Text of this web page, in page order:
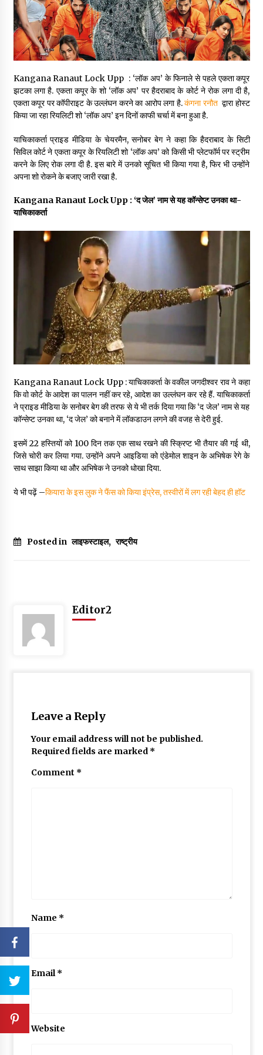
May 16, 2022
Thought Of The Day 14 May
May 14, 2022
Thought Of The Day 13 May
May 13, 2022
Thought Of The Day 12 May
May 12, 2022
Thought Of The Day 11 May
Thought Of The Day 10 May
May 10, 2022
Thought Of The Day 9 May
May 9, 2022
Kangana Ranaut Lock Upp : ‘लॉक अप’ के फिनाले से पहले एकता कपूर
झटका लगा है. एकता कपूर के शो ‘लॉक अप’ पर हैदराबाद के कोर्ट ने रोक लगा दी है,
एकता कपूर पर कॉपीराइट के उल्लंघन करने का आरोप लगा है.कंगना रनौतद्वारा होस्ट
किया जा रहा रियलिटी शो ‘लॉक अप’ इन दिनों काफी चर्चा में बना हुआ है.
याचिकाकर्ता प्राइड मीडिया के चेयरमैन, सनोबर बेग ने कहा कि हैदराबाद के सिटी
सिविल कोर्ट ने एकता कपूर के रियलिटी शो ‘लॉक अप’ को किसी भी प्लेटफॉर्म पर स्ट्रीम
करने के लिए रोक लगा दी है. इस बारे में उनको सूचित भी किया गया है, फिर भी उन्होंने
अपना शो रोकने के बजाए जारी रखा है.
Kangana Ranaut Lock Upp : ‘द जेल’ नाम से यह कॉन्सेप्ट उनका था-
याचिकाकर्ता
Kangana Ranaut Lock Upp : याचिकाकर्ता के वकील जगदीश्वर राव ने कहा
कि वो कोर्ट के आदेश का पालन नहीं कर रहे, आदेश का उल्लंघन कर रहे हैं. याचिकाकर्ता
ने प्राइड मीडिया के सनोबर बेग की तरफ से ये भी तर्क दिया गया कि ‘द जेल’ नाम से यह
कॉन्सेप्ट उनका था, ‘द जेल’ को बनाने में लॉकडाउन लगने की वजह से देरी हुई.
इसमें 22 हस्तियों को 100 दिन तक एक साथ रखने की स्क्रिप्ट भी तैयार की गई थी,
जिसे चोरी कर लिया गया. उन्होंने अपने आइडिया को एंडेमोल शाइन के अभिषेक रेगे के
साथ साझा किया था और अभिषेक ने उनको धोखा दिया.
ये भी पढ़ें –कियारा के इस लुक ने फैंस को किया इंप्रेस, तस्वीरों में लग रही बेहद ही हॉट
Posted in लाइफस्टाइल, राष्ट्रीय
Editor2
Leave a Reply
Your email address will not be published.
Required fields are marked *
Comment *
Name *
Email*
Website